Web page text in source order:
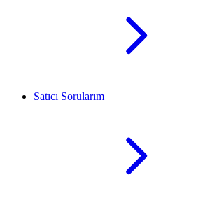
Satıcı Sorularım